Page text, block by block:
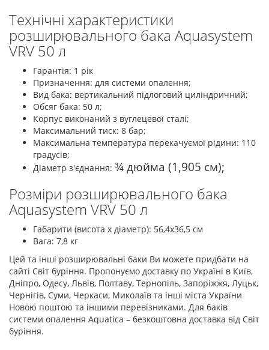
Технічні характеристики
розширювального бака Aquasystem
VRV 50 л
Гарантія: 1 рік
Призначення: для системи опалення;
Вид бака: вертикальний підлоговий циліндричний;
Обсяг бака: 50 л;
Корпус виконаний з вуглецевої сталі;
Максимальний тиск: 8 бар;
Максимальна температура перекачуємої рідини: 110
градусів;
Діаметр з'єднання: ¾ дюйма (1,905 см);
Розміри розширювального бака
Aquasystem VRV 50 л
Габарити (висота х діаметр): 56,4х36,5 см
Вага: 7,8 кг
Цей та інші розширювальні баки Ви можете придбати на
сайті Світ буріння. Пропонуємо доставку по Україні в Київ,
Дніпро, Одесу, Львів, Полтаву, Тернопіль, Запоріжжя, Луцьк,
Чернігів, Суми, Черкаси, Миколаїв та інші міста України
Новою поштою та іншими перевізниками. Для баків
системи опалення Aquatica – безкоштовна доставка від Світ
буріння.